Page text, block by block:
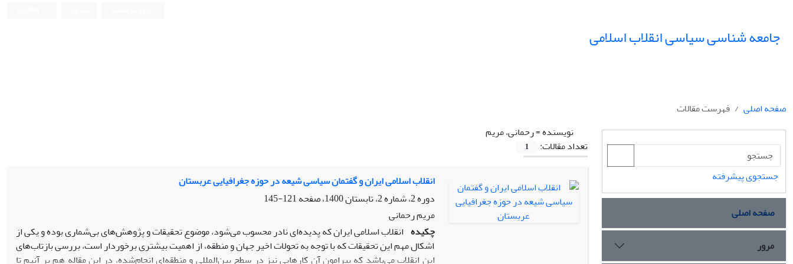
جامعه شناسی سیاسی انقلاب اسلامی
صفحه اصلی
فهرست مقالات
نویسنده =رحمانی، مریم
تعداد مقالات:
1
انقلاب اسلامی ایران و گفتمان سیاسی شیعه در حوزه جغرافیایی عربستان
دوره 2، شماره 2، تابستان 1400، صفحه
121-145
مریم رحمانی
چکیده انقلاب اسلامی ایران که پدیده‌ای نادر محسوب می‌شود، موضوع تحقیقات و پژوهش‌های بی‌شماری بوده و یکی از
اشکال مهم این تحقیقات که با توجه به تحولات اخیر جهان و منطقه، از اهمیت بیشتری برخوردار است، بررسی بازتاب‌های
این انقلاب می‌باشد که پیرامون آن کارهایی نیز در سطح بین‌المللی و منطقه‌ای انجام‌شده، در این مقاله هم بر آنیم تا
جستجوی پیشرفته
صفحه اصلی
مرور